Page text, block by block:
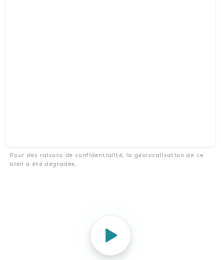
Pour des raisons de confidentialité, la géolocalisation de ce
bien a été dégradée.